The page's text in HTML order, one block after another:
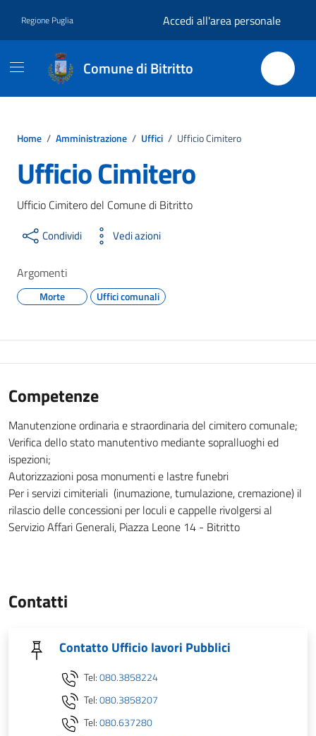
Regione Puglia Accedi all'area personale
Comune di Bitritto
Home / Amministrazione / Uffici / Ufficio Cimitero
Ufficio Cimitero
Ufficio Cimitero del Comune di Bitritto
Condividi Vedi azioni
Argomenti
Morte Uffici comunali
Competenze
Manutenzione ordinaria e straordinaria del cimitero comunale;
Verifica dello stato manutentivo mediante sopralluoghi ed
ispezioni;
Autorizzazioni posa monumenti e lastre funebri
Per i servizi cimiteriali (inumazione, tumulazione, cremazione) il
rilascio delle concessioni per loculi e cappelle rivolgersi al
Servizio Affari Generali, Piazza Leone 14 - Bitritto
Contatti
Contatto Ufficio lavori Pubblici
Tel:080.3858224
Tel:080.3858207
Tel:080.637280